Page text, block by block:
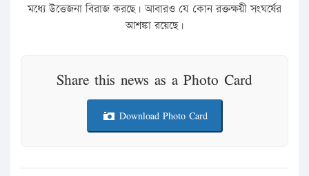
মধ্যে উত্তেজনা বিরাজ করছে। আবারও যে কোন রক্তক্ষয়ী সংঘর্ষের
আশঙ্কা রয়েছে।
Share this news as a Photo Card
Download Photo Card